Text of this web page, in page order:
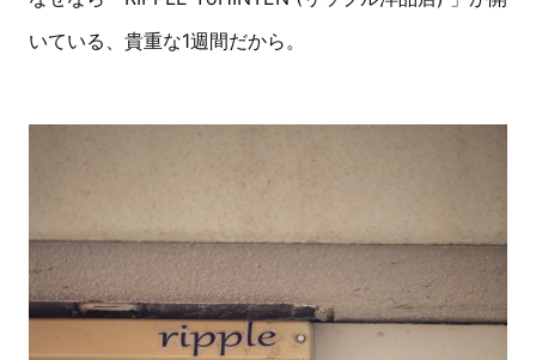
いている、貴重な1週間だから。